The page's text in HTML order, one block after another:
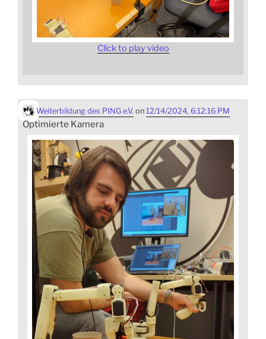
Click to play video
Weiterbildung des PING e.V. on 12/14/2024, 6:12:16 PM
Optimierte Kamera